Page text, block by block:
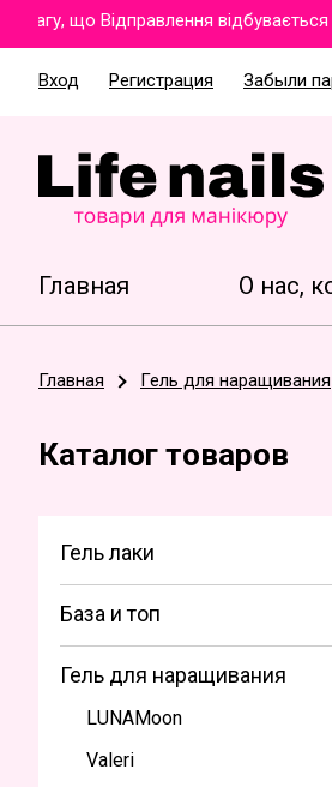
що Відправлення відбувається
Вход Регистрация Забыли
Главная О нас,
Главная Гель для наращивания
Каталог товаров
Гель лаки
База и топ
Гель для наращивания
LUNAМoon
Valeri